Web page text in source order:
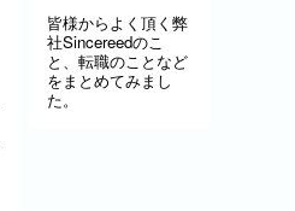
皆様からよく頂く弊
社Sincereedのこ
と、転職のことなど
をまとめてみまし
た。